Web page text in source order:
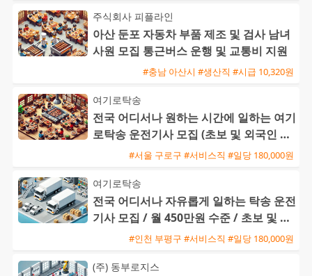
주식회사 피플라인
아산 둔포 자동차 부품 제조 및 검사 남녀
사원 모집 통근버스 운행 및 교통비 지원
#충남 아산시 #생산직 #시급 10,320원
여기로탁송
전국 어디서나 원하는 시간에 일하는 여기
로탁송 운전기사 모집 (초보 및 외국인 환
#서울 구로구 #서비스직 #일당 180,000원
여기로탁송
전국 어디서나 자유롭게 일하는 탁송 운전
기사 모집 / 월 450만원 수준 / 초보 및 외
국인 환영#인천 부평구 #서비스직 #일당 180,000원
(주) 동부로지스